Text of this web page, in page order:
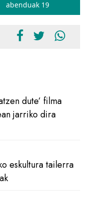
abenduak 19
dute’ filma
jarriko dira
eskultura tailerra